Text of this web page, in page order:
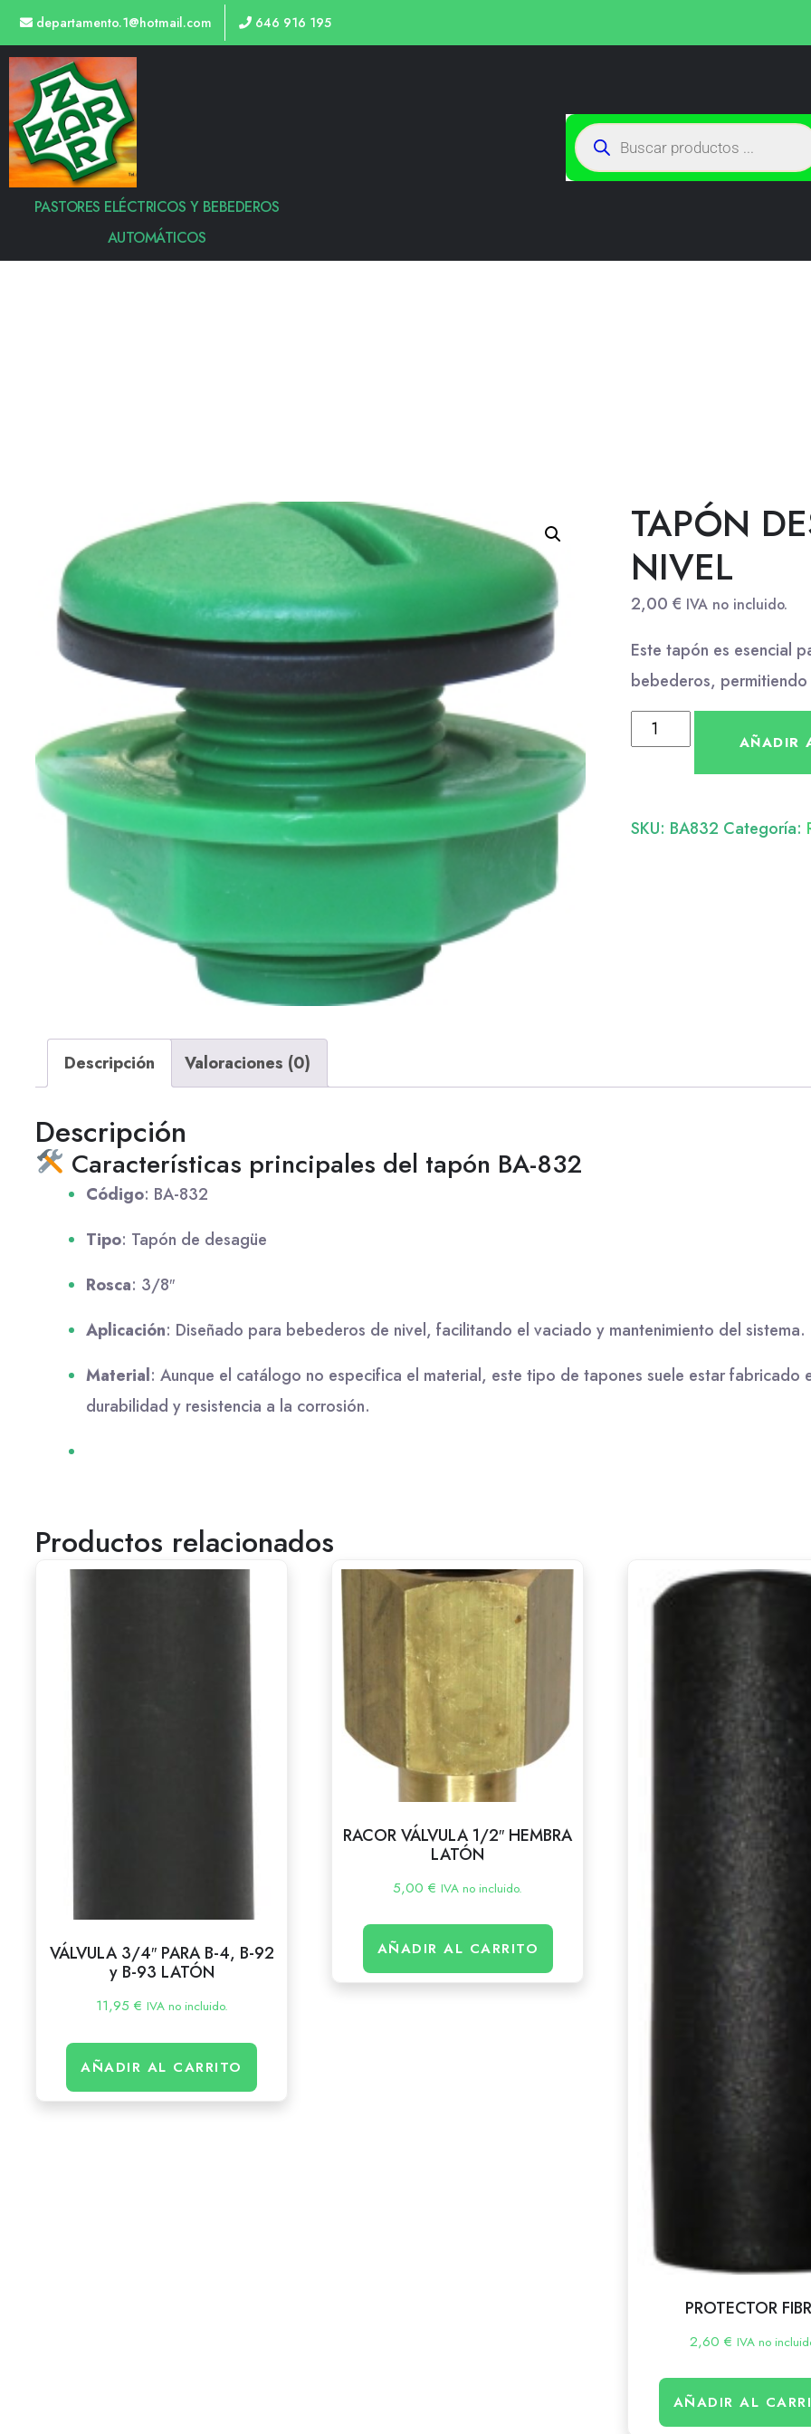
departamento.1@hotmail.com 646 916 195
PASTORES ELÉCTRICOS Y BEBEDEROS
AUTOMÁTICOS
TAPÓN
NIVEL
2,00€ IVA no incluido.
Este tapón es esencial
bebederos,
AÑADIR
SKU: BA832 Categoría:
Descripción Valoraciones (0)
Descripción
Características principales del tapón BA-832
Código: BA-832
Tipo: Tapón de desagüe
Rosca: 3/8″
Aplicación: Diseñado para bebederos de nivel, facilitando el vaciado y mantenimiento del sistema.
Material: Aunque el catálogo no especifica el material, este tipo de tapones suele estar
durabilidad y resistencia a la corrosión.
Productos relacionados
VÁLVULA 3/4″ PARA B-4, B-92
y B-93 LATÓN
11,95 € IVA no incluido.
AÑADIR AL CARRITO
RACOR VÁLVULA 1/2″ HEMBRA
LATÓN
5,00€ IVA no incluido.
AÑADIR AL CARRITO
PROTECTOR
2,60€ IVA no
AÑADIR AL